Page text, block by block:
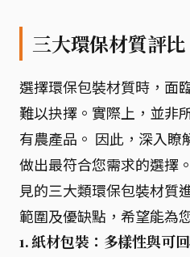
三大環保材質評
選擇環保包裝材質時，面
難以抉擇。實際上，並非
有農產品。 因此，深入
做出最符合您需求的選擇
見的三大類環保包裝材質
範圍及優缺點，希望能為
1. 紙材包裝：多樣性與可